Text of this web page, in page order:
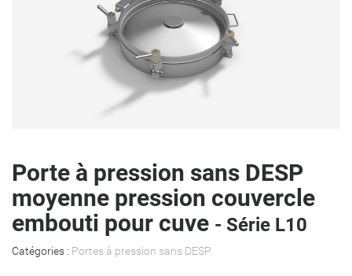
Porte à pression sans DESP
moyenne pression couvercle
embouti pour cuve - Série L10
Catégories : Portes à pression sans DESP.